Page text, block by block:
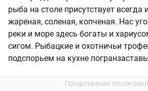
рыба на столе присутствует всегда
жареная, соленая, копченая. Нас
реки и море здесь богаты и
сигом. Рыбацкие и охотничьи
подспорьем на кухне